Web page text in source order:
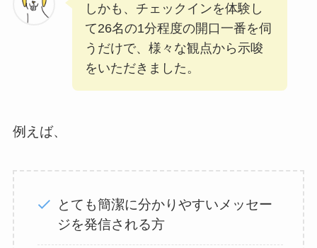
しかも、チェックインを体験し
て26名の1分程度の開口一番を伺
うだけで、様々な観点から示唆
をいただきました。
例えば、
とても簡潔に分かりやすいメッセー
ジを発信される方